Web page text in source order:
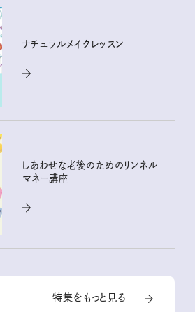
ナチュラルメイクレッスン
しあわせな老後のためのリンネル
マネー講座
特集をもっと見る